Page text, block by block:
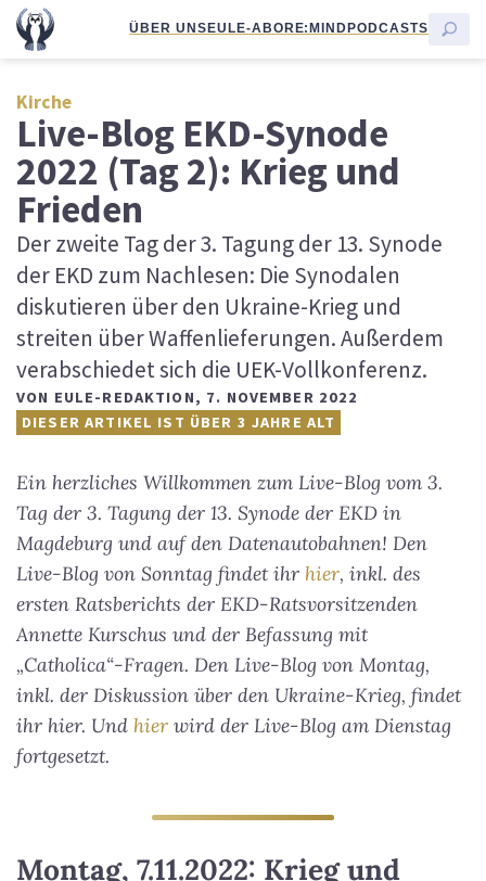
ÜBER UNSEULE-ABORE:MINDPODCASTS
Kirche
Live-Blog EKD-Synode
2022 (Tag 2): Krieg und
Frieden
Der zweite Tag der 3. Tagung der 13. Synode
der EKD zum Nachlesen: Die Synodalen
diskutieren über den Ukraine-Krieg und
streiten über Waffenlieferungen. Außerdem
verabschiedet sich die UEK-Vollkonferenz.
VON EULE-REDAKTION, 7. NOVEMBER 2022
DIESER ARTIKEL IST ÜBER 3 JAHRE ALT
Ein herzliches Willkommen zum Live-Blog vom 3.
Tag der 3. Tagung der 13. Synode der EKD in
Magdeburg und auf den Datenautobahnen! Den
Live-Blog von Sonntag findet ihr hier, inkl. des
ersten Ratsberichts der EKD-Ratsvorsitzenden
Annette Kurschus und der Befassung mit
„Catholica“-Fragen. Den Live-Blog von Montag,
inkl. der Diskussion über den Ukraine-Krieg, findet
ihr hier. Und hier wird der Live-Blog am Dienstag
fortgesetzt.
Montag, 7.11.2022: Krieg und